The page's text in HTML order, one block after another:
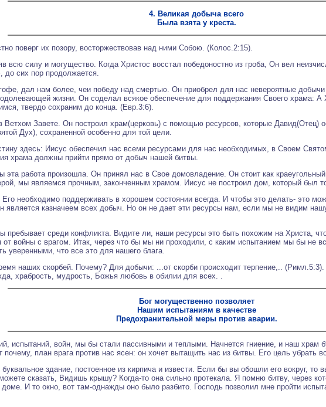
4. Великая добыча всего
Была взята у креста.
поверг их позору, восторжествовав над ними Собою. (Колос.2:15).
всю силу и могущество. Когда Христос восстал победоностно из гроба, Он вел
до сих пор продолжается.
дал нам более, чеи победу над смертью. Он приобрел для нас невероятные
жизни. Он соделал всякое обеспечение для поддержания Своего храма:
твердо сохраним до конца. (Евр.3:6).
Ветхом Завете. Он построил храм(церковь) с помощью ресурсов, которые Давид(Отец)
Дух), сохраненной особенно для той цели.
здесь: Иисус обеспечил нас всеми ресурсами для нас необходимых, в Своем
храма должны прийти прямо от добыч нашей битвы.
эта работа произошла. Он принял нас в Свое домовладение. Он стоит как
мы являемся прочным, законченным храмом. Иисус не построил дом, который был
необходимо поддерживать в хорошем состоянии всегда. И чтобы это делать- это
является казначеем всех добыч. Но он не дает эти ресурсы нам, если мы не видим
пребывает среди конфликта. Видите ли, наши ресурсы это быть похожим на Христа,
от войны с врагом. Итак, через что бы мы ни проходили, с каким испытанием мы бы не
уверенными, что все это для нашего блага.
наших скорбей. Почему? Для добычи: ...от скорби происходит терпение,..
храбрость, мудрость, Божья любовь в обилии для всех. .
Бог могущественно позволяет
Нашим испытаниям в качестве
Предохранительной меры против аварии.
испытаний, войн, мы бы стали пассивными и теплыми. Начнется гниение, и наш храм
план врага против нас ясен: он хочет вытащить нас из битвы. Его цель убрать
здание, постоенное из кирпича и извести. Если бы вы обошли его вокруг, то
сказать, Видишь крышу? Когда-то она сильно протекала. Я помню битву, через
И то окно, вот там-однажды оно было разбито. Господь позволил мне пройти